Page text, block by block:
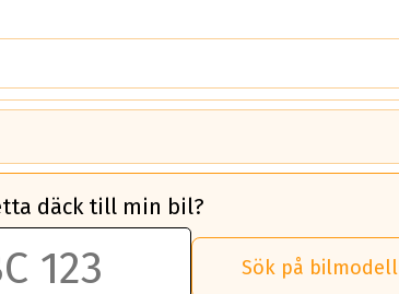
A däck gentemot ett klass G däck.
körstil du använder.
däck till min bil?
Sök på bilmodell